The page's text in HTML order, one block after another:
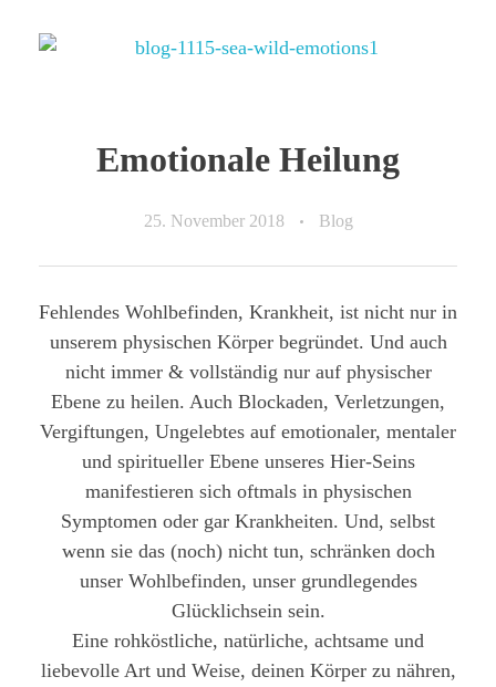
Emotionale Heilung
25. November 2018 Blog
Fehlendes Wohlbefinden, Krankheit, ist nicht nur in
unserem physischen Körper begründet. Und auch
nicht immer & vollständig nur auf physischer
Ebene zu heilen. Auch Blockaden, Verletzungen,
Vergiftungen, Ungelebtes auf emotionaler, mentaler
und spiritueller Ebene unseres Hier-Seins
manifestieren sich oftmals in physischen
Symptomen oder gar Krankheiten. Und, selbst
wenn sie das (noch) nicht tun, schränken doch
unser Wohlbefinden, unser grundlegendes
Glücklichsein sein.
Eine rohköstliche, natürliche, achtsame und
liebevolle Art und Weise, deinen Körper zu nähren,